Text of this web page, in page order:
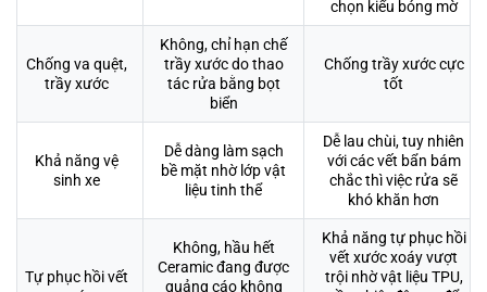
chọn kiểu bóng mờ
Chống va quệt,
trầy xước
Không, chỉ hạn chế
trầy xước do thao
tác rửa bằng bọt
biển
Chống trầy xước cực
tốt
Khả năng vệ
sinh xe
Dễ dàng làm sạch
bề mặt nhờ lớp vật
liệu tinh thể
Dễ lau chùi, tuy nhiên
với các vết bẩn bám
chắc thì việc rửa sẽ
khó khăn hơn
Tự phục hồi vết
Không, hầu hết
Ceramic đang được
quảng cáo không
Khả năng tự phục hồi
vết xước xoáy vượt
trội nhờ vật liệu TPU,